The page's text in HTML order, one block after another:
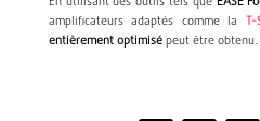
amplificateurs adaptés comme la T-
entièrement optimisépeut être obtenu.